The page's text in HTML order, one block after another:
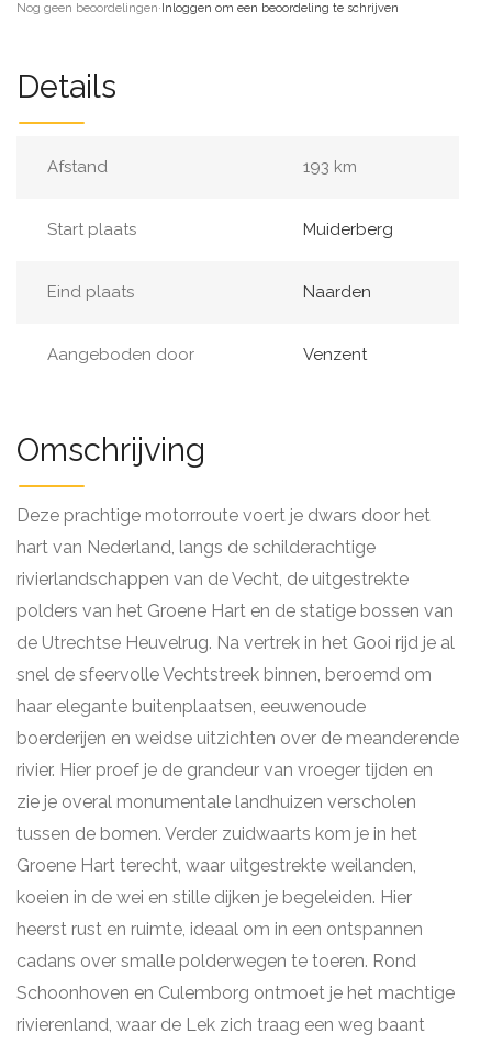
Nog geen beoordelingen·Inloggen om een beoordeling te schrijven
Details
Afstand 193 km
Start plaats Muiderberg
Eind plaats Naarden
Aangeboden door Venzent
Omschrijving
Deze prachtige motorroute voert je dwars door het
hart van Nederland, langs de schilderachtige
rivierlandschappen van de Vecht, de uitgestrekte
polders van het Groene Hart en de statige bossen van
de Utrechtse Heuvelrug. Na vertrek in het Gooi rijd je al
snel de sfeervolle Vechtstreek binnen, beroemd om
haar elegante buitenplaatsen, eeuwenoude
boerderijen en weidse uitzichten over de meanderende
rivier. Hier proef je de grandeur van vroeger tijden en
zie je overal monumentale landhuizen verscholen
tussen de bomen. Verder zuidwaarts kom je in het
Groene Hart terecht, waar uitgestrekte weilanden,
koeien in de wei en stille dijken je begeleiden. Hier
heerst rust en ruimte, ideaal om in een ontspannen
cadans over smalle polderwegen te toeren. Rond
Schoonhoven en Culemborg ontmoet je het machtige
rivierenland, waar de Lek zich traag een weg baant